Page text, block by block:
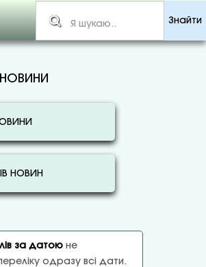
Знайти
НОВИНИ
НОВИН
за датою не
одразу всі дати.